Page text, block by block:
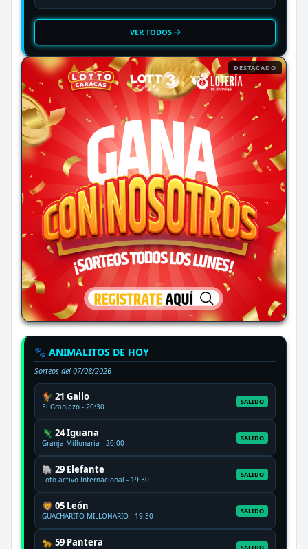
VER TODOS
DESTACADO
🐾 ANIMALITOS DE HOY
Sorteos del 07/08/2026
🐓 21 Gallo
El Granjazo - 20:30
SALIDO
🦎 24 Iguana
Granja Millonaria - 20:00
SALIDO
🐘 29 Elefante
Loto activo Internacional - 19:30
SALIDO
🦁 05 León
GUACHARITO MILLONARIO - 19:30
SALIDO
🐆 59 Pantera